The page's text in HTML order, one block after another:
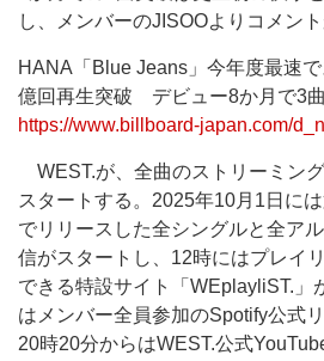
し、メンバーのJISOOよりコメン
HANA「Blue Jeans」今年度最速
億回再生突破 デビュー8か月で3
https://www.billboard-japan.com/
WEST.が、全曲のストリーミン
スタートする。2025年10月1日に
でリリースした全シングルと全ア
信がスタートし、12時にはプレイ
できる特設サイト「WEplayliST.」
はメンバー全員参加のSpotify公式
20時20分からはWEST.公式